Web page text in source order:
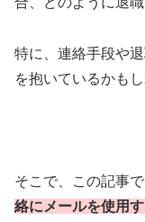
特に、連絡手段や
を抱いているかもし
そこで、この記事で
絡にメールを使用